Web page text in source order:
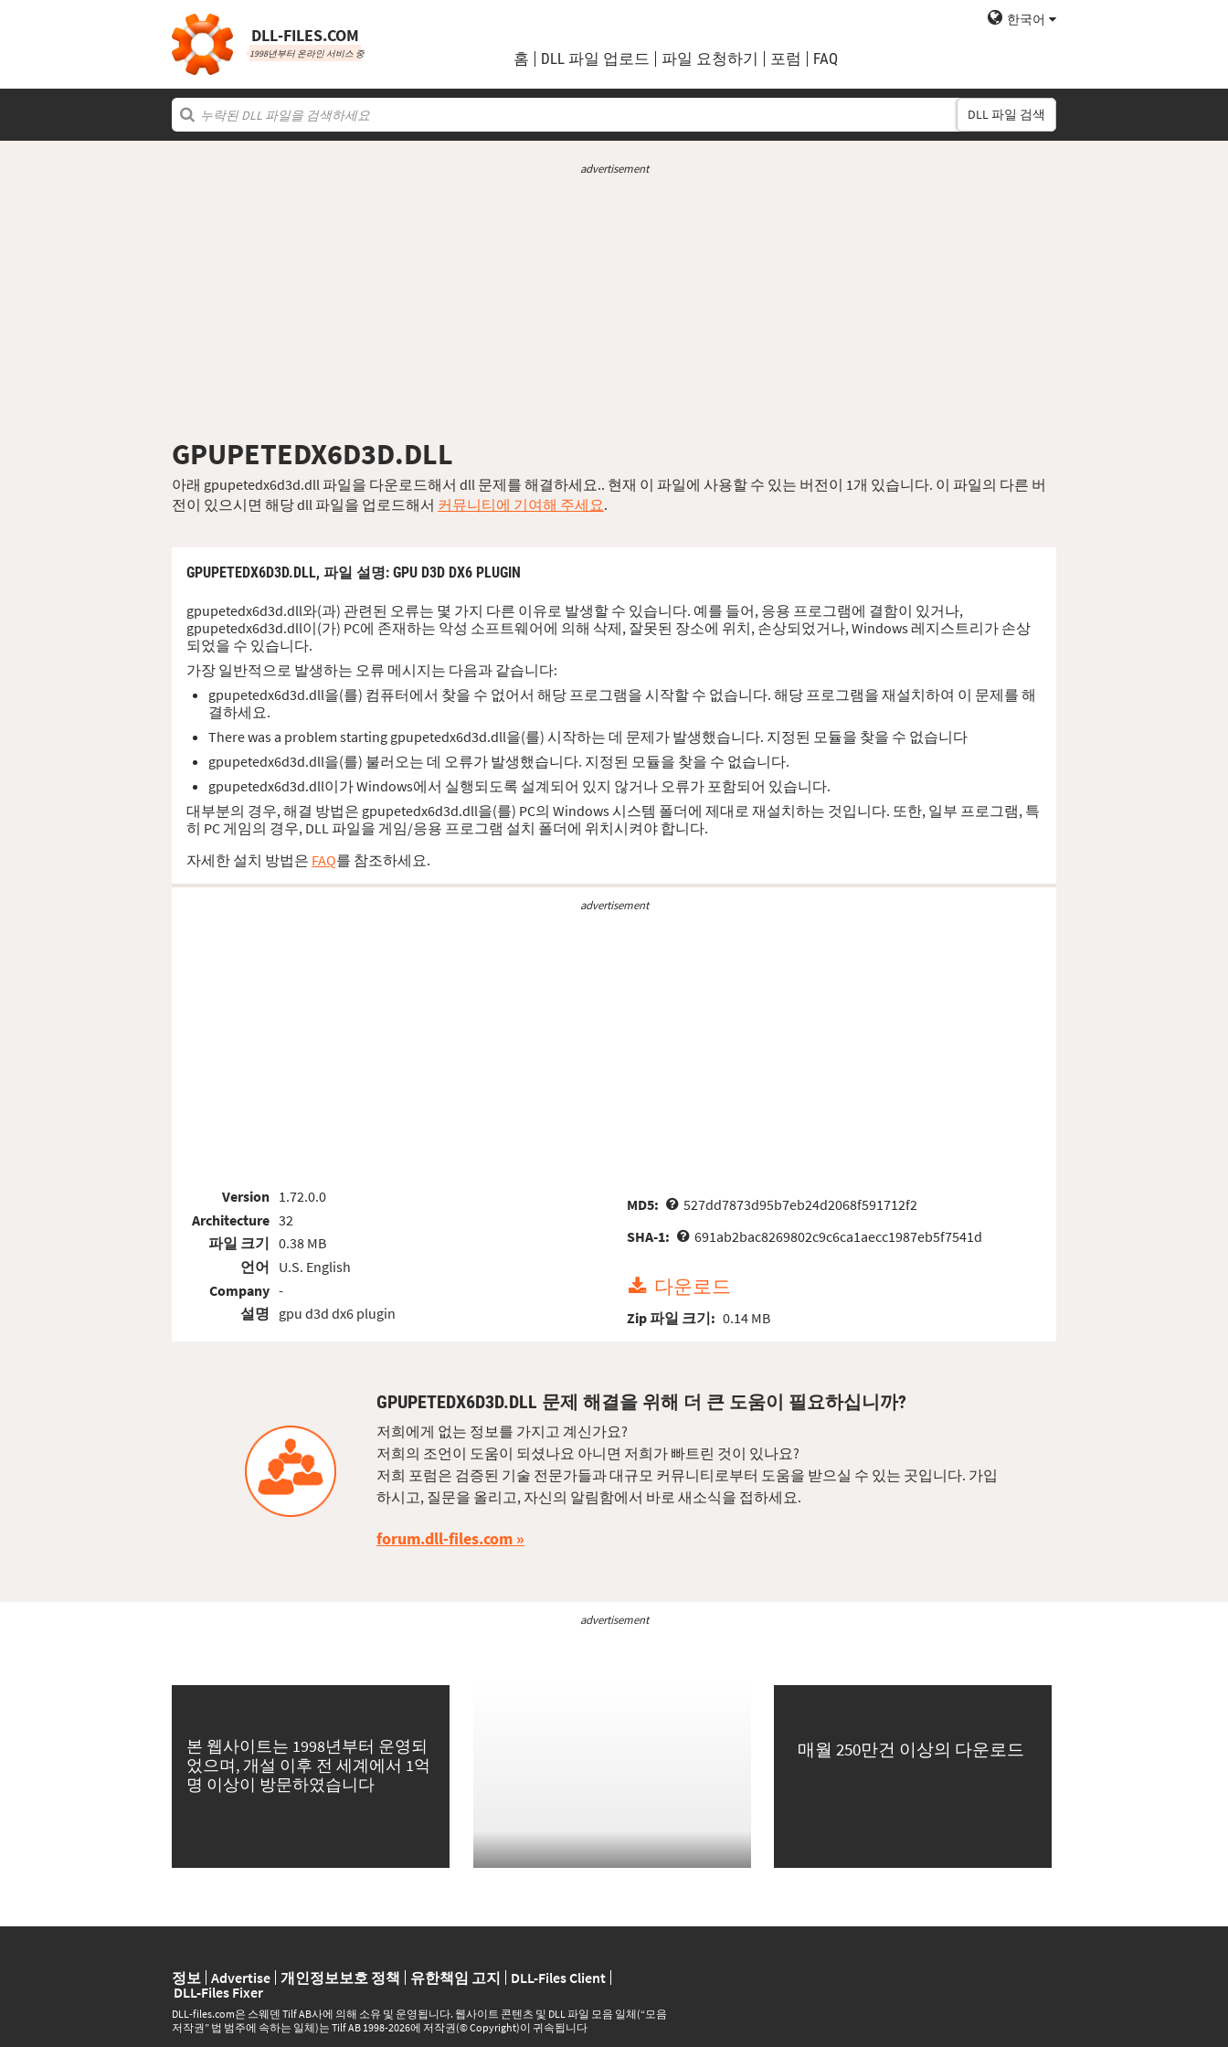
DLL‑FILES.COM
1998년부터 온라인 서비스 중
한국어
홈 DLL 파일 업로드 파일 요청하기 포럼 FAQ
DLL 파일 검색
advertisement
GPUPETEDX6D3D.DLL
아래 gpupetedx6d3d.dll 파일을 다운로드해서 dll 문제를 해결하세요.. 현재 이 파일에 사용할 수 있는 버전이 1개 있습니다. 이 파일의 다른 버
전이 있으시면 해당 dll 파일을 업로드해서 커뮤니티에 기여해 주세요.
GPUPETEDX6D3D.DLL, 파일 설명: GPU D3D DX6 PLUGIN
gpupetedx6d3d.dll와(과) 관련된 오류는 몇 가지 다른 이유로 발생할 수 있습니다. 예를 들어, 응용 프로그램에 결함이 있거나,
gpupetedx6d3d.dll이(가) PC에 존재하는 악성 소프트웨어에 의해 삭제, 잘못된 장소에 위치, 손상되었거나, Windows 레지스트리가 손상
되었을 수 있습니다.
가장 일반적으로 발생하는 오류 메시지는 다음과 같습니다:
gpupetedx6d3d.dll을(를) 컴퓨터에서 찾을 수 없어서 해당 프로그램을 시작할 수 없습니다. 해당 프로그램을 재설치하여 이 문제를 해
결하세요.
There was a problem starting gpupetedx6d3d.dll을(를) 시작하는 데 문제가 발생했습니다. 지정된 모듈을 찾을 수 없습니다
gpupetedx6d3d.dll을(를) 불러오는 데 오류가 발생했습니다. 지정된 모듈을 찾을 수 없습니다.
gpupetedx6d3d.dll이가 Windows에서 실행되도록 설계되어 있지 않거나 오류가 포함되어 있습니다.
대부분의 경우, 해결 방법은 gpupetedx6d3d.dll을(를) PC의 Windows 시스템 폴더에 제대로 재설치하는 것입니다. 또한, 일부 프로그램, 특
히 PC 게임의 경우, DLL 파일을 게임/응용 프로그램 설치 폴더에 위치시켜야 합니다.
자세한 설치 방법은 FAQ를 참조하세요.
advertisement
Version
Architecture
파일 크기
언어
Company
설명
1.72.0.0
32
0.38 MB
U.S. English
-
gpu d3d dx6 plugin
MD5:
527dd7873d95b7eb24d2068f591712f2
SHA-1:
691ab2bac8269802c9c6ca1aecc1987eb5f7541d
다운로드
Zip 파일 크기: 0.14 MB
GPUPETEDX6D3D.DLL 문제 해결을 위해 더 큰 도움이 필요하십니까?
저희에게 없는 정보를 가지고 계신가요?
저희의 조언이 도움이 되셨나요 아니면 저희가 빠트린 것이 있나요?
저희 포럼은 검증된 기술 전문가들과 대규모 커뮤니티로부터 도움을 받으실 수 있는 곳입니다. 가입
하시고, 질문을 올리고, 자신의 알림함에서 바로 새소식을 접하세요.
forum.dll-files.com
advertisement
본 웹사이트는 1998년부터 운영되
었으며, 개설 이후 전 세계에서 1억
명 이상이 방문하였습니다
매월 250만건 이상의 다운로드
정보 Advertise 개인정보보호 정책 유한책임 고지
DLL-Files Client
DLL-Files Fixer
DLL‑files.com은 스웨덴 Tilf AB사에 의해 소유 및 운영됩니다. 웹사이트 콘텐츠 및 DLL 파일 모음 일체(“모음
저작권” 법 범주에 속하는 일체)는 Tilf AB 1998-2026에 저작권(© Copyright)이 귀속됩니다